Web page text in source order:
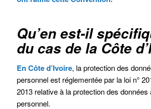
Qu’en est-il
du cas de la Côte
En Côte d’Ivoire, la protection des
personnel est réglementée par la loi n°
2013 relative à la protection des données
personnel.